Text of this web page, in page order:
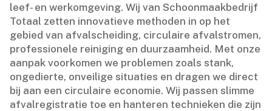
leef- en werkomgeving.​ Wij van Schoonmaakbedrijf
Totaal zetten innovatieve methoden in op het
gebied van afvalscheiding, circulaire afvalstromen,
professionele reiniging en duurzaamheid.​ Met onze
aanpak voorkomen we problemen zoals stank,
ongedierte, onveilige situaties en dragen we direct
bij aan een circulaire economie.​ Wij passen slimme
afvalregistratie toe en hanteren technieken die zijn